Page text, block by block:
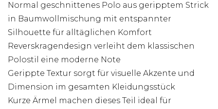
Normal geschnittenes Polo aus geripptem Strick
in Baumwollmischung mit entspannter
Silhouette für alltäglichen Komfort
Reverskragendesign verleiht dem klassischen
Polostil eine moderne Note
Gerippte Textur sorgt für visuelle Akzente und
Dimension im gesamten Kleidungsstück
Kurze Ärmel machen dieses Teil ideal für